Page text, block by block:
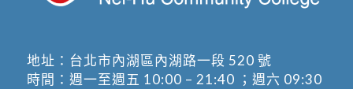
地址： 台北市內湖區內湖路一段 520 號
時間：週一至週五 10:00 – 21:40 ；週六 09:30